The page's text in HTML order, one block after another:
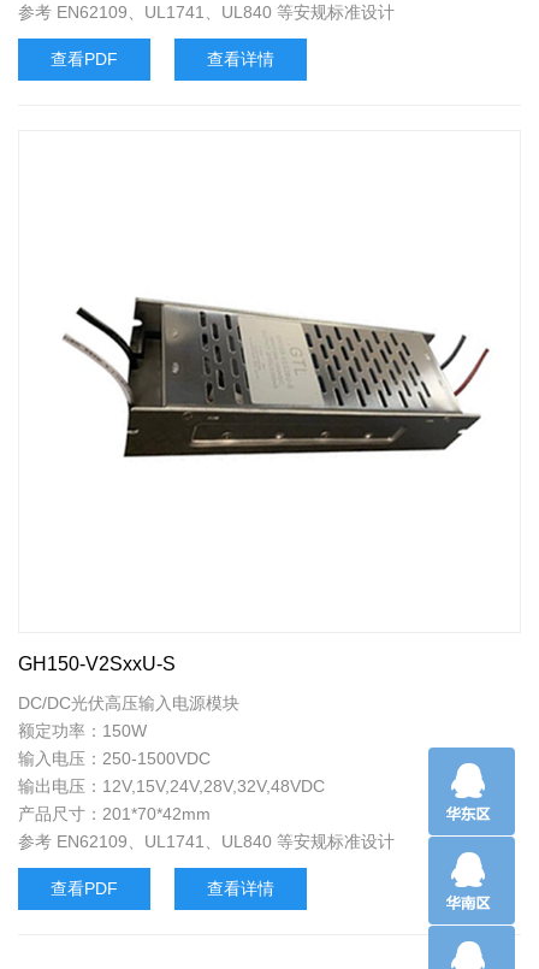
参考 EN62109、UL1741、UL840 等安规标准设计
查看PDF 查看详情
GH150-V2SxxU-S
DC/DC光伏高压输入电源模块
额定功率：150W
输入电压：250-1500VDC
输出电压：12V,15V,24V,28V,32V,48VDC
产品尺寸：201*70*42mm
参考 EN62109、UL1741、UL840 等安规标准设计
查看PDF 查看详情